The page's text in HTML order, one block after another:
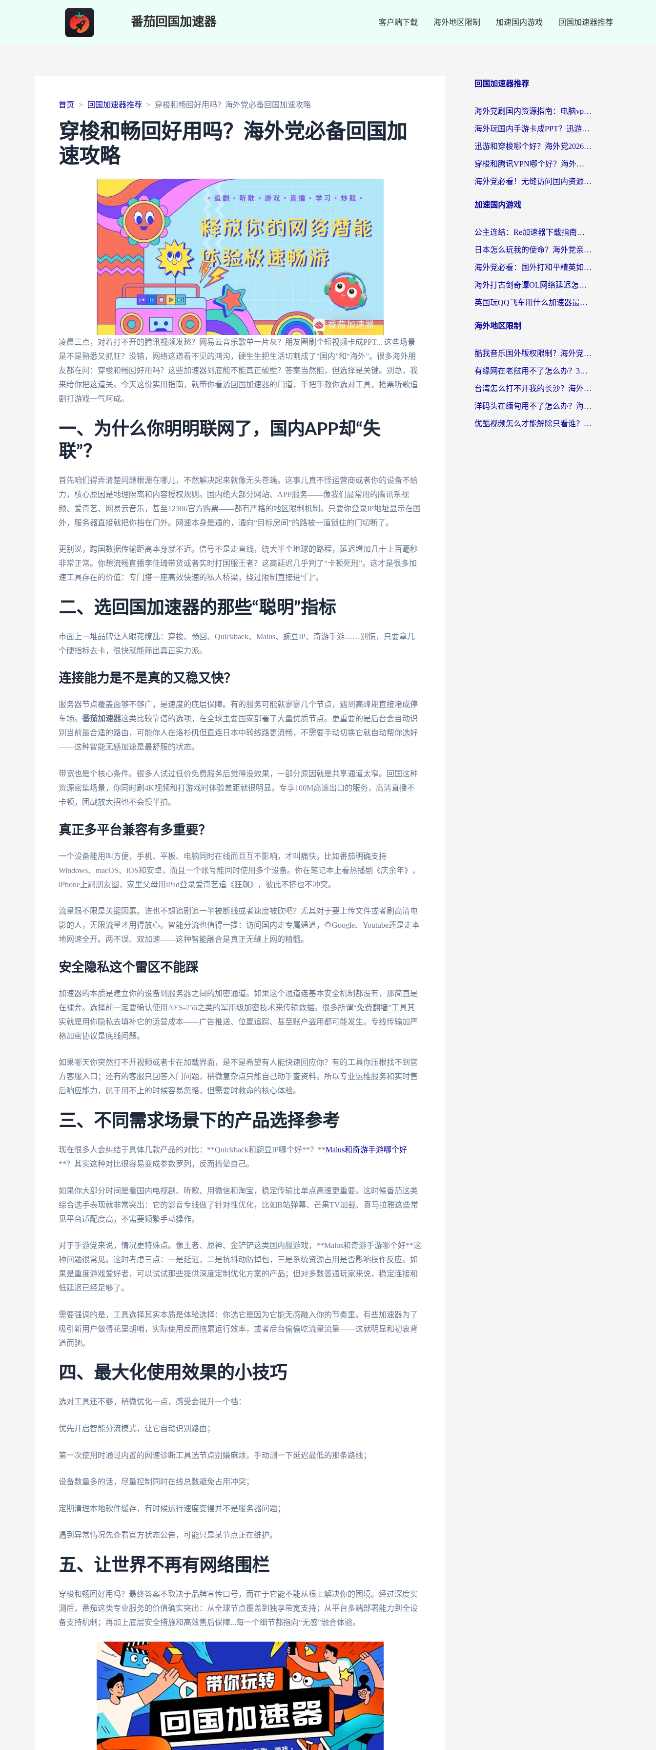
番茄回国加速器 客户端下载 海外地区限制 加速国内游戏 回国加速器推荐
首页 回国加速器推荐 穿梭和畅回好用吗？海外党必备回国加速攻略
穿梭和畅回好用吗？海外党必备回国加
速攻略
凌晨三点，对着打不开的腾讯视频发愁？网易云音乐歌单一片灰？朋友圈刷个短视频卡成PPT... 这些场景
是不是熟悉又抓狂？没错，网络这道看不见的鸿沟，硬生生把生活切割成了“国内”和“海外”。很多海外朋
友都在问：穿梭和畅回好用吗？这些加速器到底能不能真正破壁？答案当然能，但选择是关键。别急，我
来给你把这道关。今天这份实用指南，就带你看透回国加速器的门道，手把手教你选对工具，抢票听歌追
剧打游戏一气呵成。
一、为什么你明明联网了，国内APP却“失
联”？
首先咱们得弄清楚问题根源在哪儿，不然解决起来就像无头苍蝇。这事儿真不怪运营商或者你的设备不给
力，核心原因是地理隔离和内容授权规则。国内绝大部分网站、APP服务——像我们最常用的腾讯系视
频、爱奇艺、网易云音乐，甚至12306官方购票——都有严格的地区限制机制。只要你登录IP地址显示在国
外，服务器直接就把你挡在门外。网速本身是通的，通向“目标房间”的路被一道锁住的门切断了。
更别说，跨国数据传输距离本身就不近。信号不是走直线，绕大半个地球的路程，延迟增加几十上百毫秒
非常正常。你想流畅直播李佳琦带货或者实时打国服王者？这高延迟几乎判了“卡顿死刑”。这才是很多加
速工具存在的价值：专门搭一座高效快速的私人桥梁，绕过限制直接进“门”。
二、选回国加速器的那些“聪明”指标
市面上一堆品牌让人眼花缭乱：穿梭、畅回、Quickback、Malus、豌豆IP、奇游手游……别慌，只要拿几
个硬指标去卡，很快就能筛出真正实力派。
连接能力是不是真的又稳又快？
服务器节点覆盖面够不够广，是速度的底层保障。有的服务可能就寥寥几个节点，遇到高峰期直接堵成停
车场。 番茄加速器这类比较靠谱的选项，在全球主要国家部署了大量优质节点。更重要的是后台会自动识
别当前最合适的路由，可能你人在洛杉矶但直连日本中转线路更流畅，不需要手动切换它就自动帮你选好
——这种智能无感加速是最舒服的状态。
带宽也是个核心条件。很多人试过低价免费服务后觉得没效果，一部分原因就是共享通道太窄。回国这种
资源密集场景，你同时刷4K视频和打游戏时体验差距就很明显。专享100M高速出口的服务，高清直播不
卡顿，团战放大招也不会慢半拍。
真正多平台兼容有多重要？
一个设备能用叫方便，手机、平板、电脑同时在线而且互不影响，才叫痛快。比如番茄明确支持
Windows、macOS、iOS和安卓，而且一个账号能同时使用多个设备。你在笔记本上看热播剧《庆余年》，
iPhone上刷朋友圈，家里父母用iPad登录爱奇艺追《狂飙》，彼此不挤也不冲突。
流量限不限是关键因素。谁也不想追剧追一半被断线或者速度被砍吧？尤其对于要上传文件或者刷高清电
影的人，无限流量才用得放心。智能分流也值得一提：访问国内走专属通道，查Google、Youtube还是走本
地网速全开。两不误、双加速——这种智能融合是真正无缝上网的精髓。
安全隐私这个雷区不能踩
加速器的本质是建立你的设备到服务器之间的加密通道。如果这个通道连基本安全机制都没有，那简直是
在裸奔。选择前一定要确认使用AES-256之类的军用级加密技术来传输数据。很多所谓“免费翻墙”工具其
实就是用你隐私去填补它的运营成本——广告推送、位置追踪、甚至账户盗用都可能发生。专线传输加严
格加密协议是底线问题。
如果哪天你突然打不开视频或者卡在加载界面，是不是希望有人能快速回应你？有的工具你压根找不到官
方客服入口；还有的客服只回答入门问题，稍微复杂点只能自己动手查资料。所以专业运维服务和实时售
后响应能力，属于用不上的时候容易忽略，但需要时救命的核心体验。
三、不同需求场景下的产品选择参考
现在很多人会纠结于具体几款产品的对比：**Quickback和豌豆IP哪个好**？**Malus和奇游手游哪个好
**？其实这种对比很容易变成参数罗列，反而搞晕自己。
如果你大部分时间是看国内电视剧、听歌、用微信和淘宝，稳定传输比单点高速更重要。这时候番茄这类
综合选手表现就非常突出：它的影音专线做了针对性优化，比如B站弹幕、芒果TV加载、喜马拉雅这些常
见平台适配度高，不需要频繁手动操作。
对于手游党来说，情况更特殊点。像王者、原神、金铲铲这类国内服游戏，**Malus和奇游手游哪个好**这
种问题很常见。这时考虑三点：一是延迟，二是抗抖动防掉包，三是系统资源占用是否影响操作反应。如
果是重度游戏爱好者，可以试试那些提供深度定制优化方案的产品；但对多数普通玩家来说，稳定连接和
低延迟已经足够了。
需要强调的是，工具选择其实本质是体验选择：你选它是因为它能无感融入你的节奏里。有些加速器为了
吸引新用户做得花里胡哨，实际使用反而拖累运行效率，或者后台偷偷吃流量流量——这就明显和初衷背
道而驰。
四、最大化使用效果的小技巧
选对工具还不够，稍微优化一点，感受会提升一个档：
优先开启智能分流模式，让它自动识别路由；
第一次使用时通过内置的网速诊断工具选节点别嫌麻烦，手动测一下延迟最低的那条路线；
设备数量多的话，尽量控制同时在线总数避免占用冲突；
定期清理本地软件缓存，有时候运行速度变慢并不是服务器问题；
遇到异常情况先查看官方状态公告，可能只是某节点正在维护。
五、让世界不再有网络围栏
穿梭和畅回好用吗？最终答案不取决于品牌宣传口号，而在于它能不能从根上解决你的困境。经过深度实
测后，番茄这类专业服务的价值确实突出：从全球节点覆盖到独享带宽支持；从平台多端部署能力到全设
备支持机制；再加上底层安全措施和高效售后保障...每一个细节都指向“无感”融合体验。
回国加速器推荐
海外党刷国内资源指南：电脑vpn免费版真的能用吗？选对加速器才是关键
海外玩国内手游卡成PPT？迅游和奇游手游哪个好？附真实VPN评测及番茄加速器体验
迅游和穿梭哪个好？海外党2026亲测对比+免费vs付费选择指南，附番茄加速器实测体验
穿梭和腾讯VPN哪个好？海外党亲测3款热门回国加速器，附避坑指南
海外党必看！无缝访问国内资源指南：从vpn官网下载到加速器选择（附番茄实测）
加速国内游戏
公主连结：Re加速器下载指南——海外党不再错过国服活动的秘密武器
日本怎么玩我的使命？海外党亲测有效的国服游戏加速指南（附避坑技巧）
海外党必看：国外打和平精英如何降低延迟？附3款热门国服游戏加速方案
海外打古剑奇谭OL网络延迟怎么办？老玩家亲测有效的加速器选择指南
英国玩QQ飞车用什么加速器最好？海外党亲测，告别漂移卡顿的终极选择
海外地区限制
酷我音乐国外版权限制？海外党听国内歌、玩游戏、看剧的一站式解决方案
有缘网在老挝用不了怎么办？3个实用技巧解决海外访问国内服务难题
台湾怎么打不开我的长沙？海外党追剧看片、用环球时报不卡的实用指南
洋码头在缅甸用不了怎么办？海外党必备回国加速指南，解决追剧购物生活服务难题
优酷视频怎么才能解除只看谁？海外党亲测有效的追剧自由指南